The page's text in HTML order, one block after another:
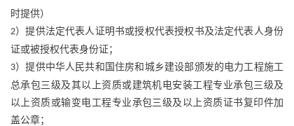
时提供）
2）提供法定代表人证明书或授权代表授权书及法定代表人身份
证或被授权代表身份证；
3）提供中华人民共和国住房和城乡建设部颁发的电力工程施工
总承包三级及其以上资质或建筑机电安装工程专业承包三级及
以上资质或输变电工程专业承包三级及以上资质证书复印件加
盖公章；